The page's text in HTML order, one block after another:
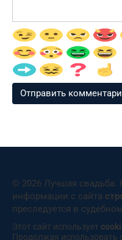
© 2026 Лучшая свадьба.
информации с сайта
преследуется в
Этот сайт использует
Продолжая использовать